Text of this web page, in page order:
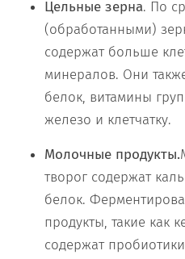
Цельные зерна. По
(обработанными)
содержат больше
минералов. Они
белок, витамины
железо и клетчатку.
Молочные продукты.
творог содержат
белок.
продукты, такие как
содержат